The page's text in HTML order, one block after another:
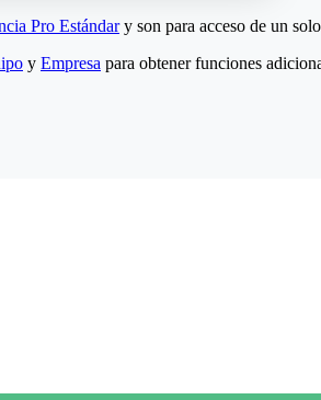
Pro Estándary son para acceso de un
y Empresa para obtener funciones